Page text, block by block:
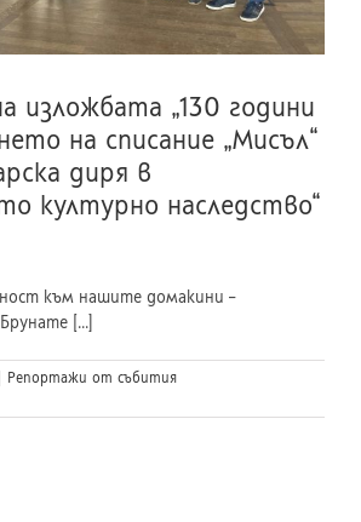
изложбата „130 години
на списание „Мисъл“
диря в
културно наследство“
към нашите домакини –
[...]
Репортажи от събития